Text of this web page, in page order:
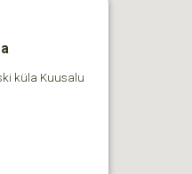
küla Kuusalu